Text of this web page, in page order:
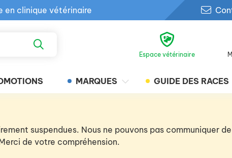
en clinique vétérinaire
gratuit en clinique
Espace vétérinaire
MARQUES GUIDE DES RACES
suspendues. Nous ne pouvons pas communiquer
de votre compréhension.